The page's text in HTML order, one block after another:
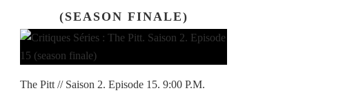
(SEASON FINALE)
The Pitt // Saison 2. Episode 15. 9:00 P.M.